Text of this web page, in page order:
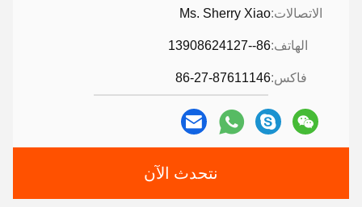
الاتصالات:Ms. Sherry Xiao
الهاتف:86--13908624127
فاكس:86-27-87611146
نتحدث الآن